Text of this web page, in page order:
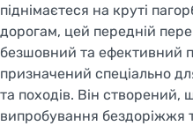
піднімаєтеся на круті
дорогам, цей передній
безшовний та ефективний
призначений спеціально
та походів. Він створений,
випробування бездоріжжя